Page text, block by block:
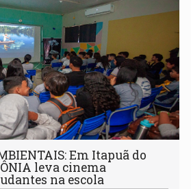
Em Itapuã do
leva cinema
na escola